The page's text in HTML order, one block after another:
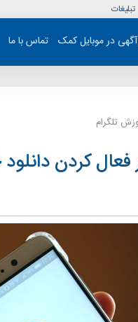
تبلیغات
آگهی در موبایل کمک تماس با ما
تلگرام
کردن دانلود